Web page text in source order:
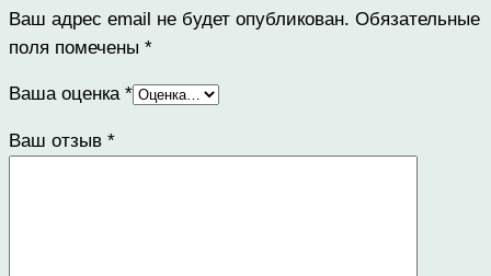
Ваш адрес email не будет опубликован. Обязательные
поля помечены *
Ваша оценка *
Ваш отзыв *